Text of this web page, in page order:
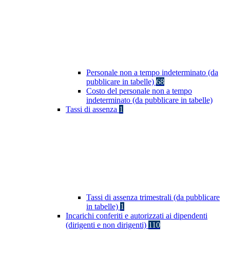
Personale non a tempo indeterminato (da
pubblicare in tabelle) 68
Costo del personale non a tempo
indeterminato (da pubblicare in tabelle)
Tassi di assenza 1
Tassi di assenza trimestrali (da pubblicare
in tabelle) 1
Incarichi conferiti e autorizzati ai dipendenti
(dirigenti e non dirigenti) 110